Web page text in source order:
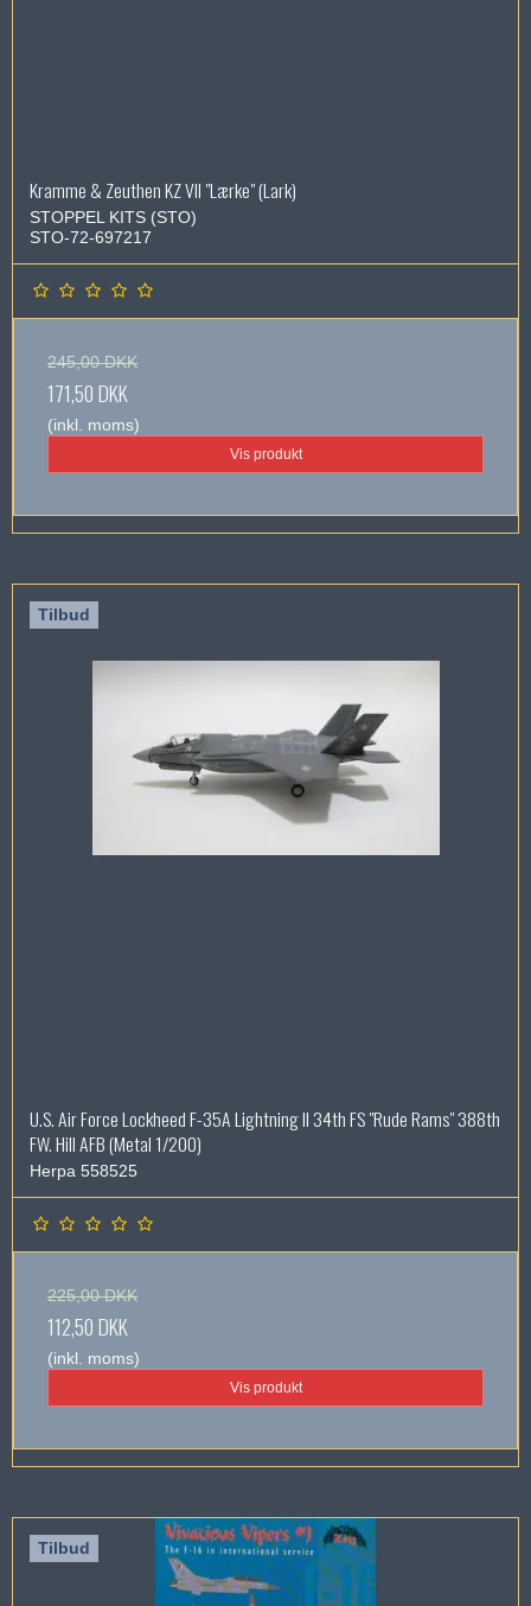
Kramme & Zeuthen KZ VII "Lærke" (Lark)
STOPPEL KITS (STO)
STO-72-697217
245,00 DKK
171,50 DKK
(inkl. moms)
Vis produkt
Tilbud
U.S. Air Force Lockheed F-35A Lightning II 34th FS "Rude Rams" 388th
FW. Hill AFB (Metal 1/200)
Herpa 558525
225,00 DKK
112,50 DKK
(inkl. moms)
Vis produkt
Tilbud